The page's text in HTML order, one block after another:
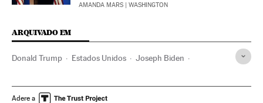
AMANDA MARS | WASHINGTON
ARQUIVADO EM
Donald Trump Estados Unidos Joseph Biden
América Eleições EUA 2020
Adere a